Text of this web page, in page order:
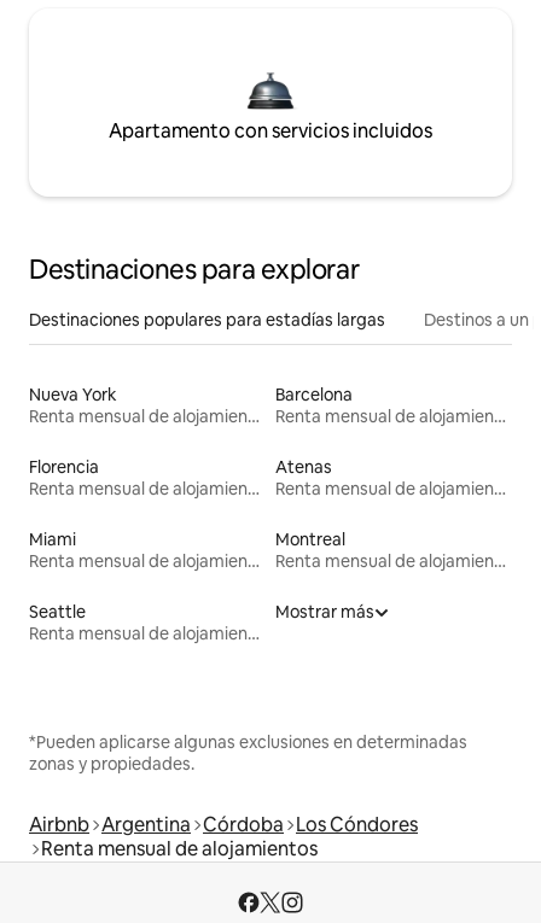
Apartamento con servicios incluidos
Destinaciones para explorar
Destinaciones populares para estadías largas Destinos a un
Nueva York
Renta mensual de alojamientos
Barcelona
Renta mensual de alojamientos
Florencia
Renta mensual de alojamientos
Atenas
Renta mensual de alojamientos
Miami
Renta mensual de alojamientos
Montreal
Renta mensual de alojamientos
Seattle
Renta mensual de alojamientos
Mostrar más
*Pueden aplicarse algunas exclusiones en determinadas
zonas y propiedades.
Airbnb Argentina Córdoba Los Cóndores
Renta mensual de alojamientos